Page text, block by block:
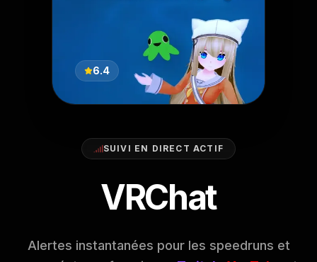
SUIVI EN DIRECT ACTIF
VRChat
Alertes instantanées pour les speedruns et
6.4